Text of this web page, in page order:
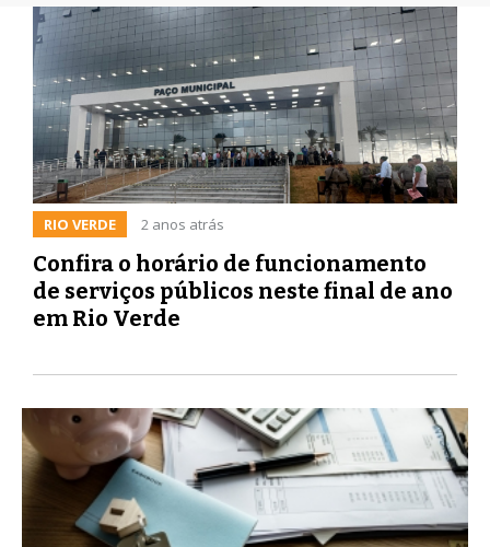
RIO VERDE 2 anos atrás
Confira o horário de funcionamento
de serviços públicos neste final de ano
em Rio Verde